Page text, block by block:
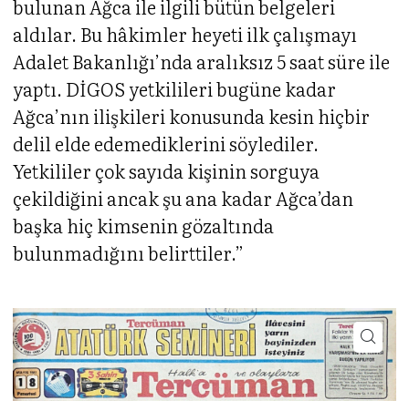
bulunan Ağca ile ilgili bütün belgeleri
aldılar. Bu hâkimler heyeti ilk çalışmayı
Adalet Bakanlığı’nda aralıksız 5 saat süre ile
yaptı. DİGOS yetkilileri bugüne kadar
Ağca’nın ilişkileri konusunda kesin hiçbir
delil elde edemediklerini söylediler.
Yetkililer çok sayıda kişinin sorguya
çekildiğini ancak şu ana kadar Ağca’dan
başka hiç kimsenin gözaltında
bulunmadığını belirttiler.”